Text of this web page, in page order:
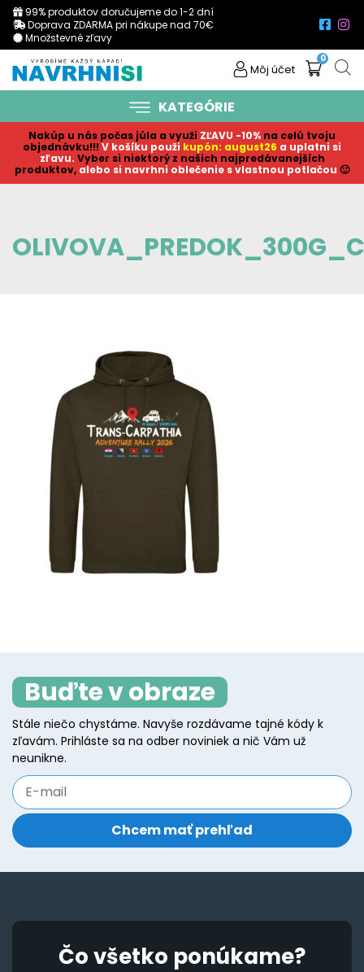
99% produktov doručujeme do 1-2 dní
Doprava ZDARMA pri nákupe nad 70€
Množstevné zľavy
Môj účet
0
KATEGÓRIE
Nakúp u nás počas júla a využi ZĽAVU -10% na celú tvoju
objednávku!!! V košíku použi kupón: august26 a uplatni si
zľavu. Vyber si niektorý z našich najpredávanejších
produktov, alebo si navrhni oblečenie s vlastnou potlačou 🙂
Buďte v obraze
Stále niečo chystáme. Navyše rozdávame tajné kódy k
zľavám. Prihláste sa na odber noviniek a nič Vám už
neunikne.
Čo všetko ponúkame?